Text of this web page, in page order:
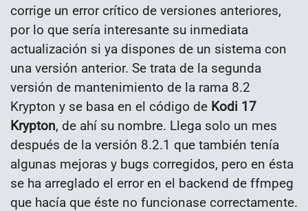
corrige un error crítico de versiones anteriores,
por lo que sería interesante su inmediata
actualización si ya dispones de un sistema con
una versión anterior. Se trata de la segunda
versión de mantenimiento de la rama 8.2
Krypton y se basa en el código de Kodi 17
Krypton, de ahí su nombre. Llega solo un mes
después de la versión 8.2.1 que también tenía
algunas mejoras y bugs corregidos, pero en ésta
se ha arreglado el error en el backend de ffmpeg
que hacía que éste no funcionase correctamente.